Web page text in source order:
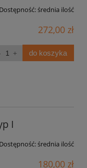
Dostępność:średnia ilość
272,00 zł
do koszyka
I
Dostępność:średnia ilość
180,00 zł